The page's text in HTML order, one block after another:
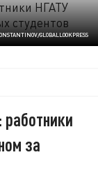
GLOBALLOOKPRESS
за